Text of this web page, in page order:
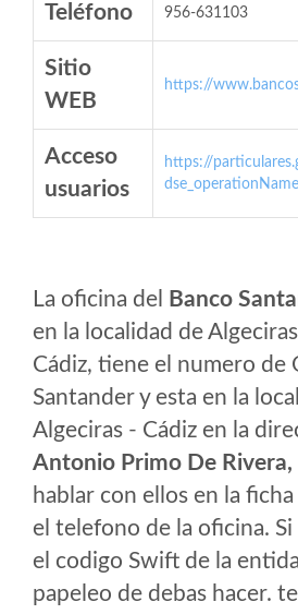
Teléfono 956-631103
Sitio
WEB
https://
Acceso
usuarios
https://
La oficina del Banco
en la localidad de
Cádiz, tiene el numero de
Santander y esta en la
Algeciras - Cádiz en la
Antonio Primo De Rivera,
hablar con ellos en la
el telefono de la oficina. Si
el codigo Swift de la
papeleo de debas hacer.